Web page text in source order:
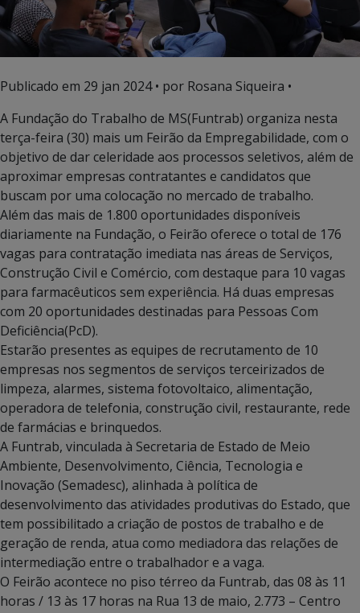
Publicado em 29 jan 2024• por Rosana Siqueira •
A Fundação do Trabalho de MS(Funtrab) organiza nesta
terça-feira (30) mais um Feirão da Empregabilidade, com o
objetivo de dar celeridade aos processos seletivos, além de
aproximar empresas contratantes e candidatos que
buscam por uma colocação no mercado de trabalho.
Além das mais de 1.800 oportunidades disponíveis
diariamente na Fundação, o Feirão oferece o total de 176
vagas para contratação imediata nas áreas de Serviços,
Construção Civil e Comércio, com destaque para 10 vagas
para farmacêuticos sem experiência. Há duas empresas
com 20 oportunidades destinadas para Pessoas Com
Deficiência(PcD).
Estarão presentes as equipes de recrutamento de 10
empresas nos segmentos de serviços terceirizados de
limpeza, alarmes, sistema fotovoltaico, alimentação,
operadora de telefonia, construção civil, restaurante, rede
de farmácias e brinquedos.
A Funtrab, vinculada à Secretaria de Estado de Meio
Ambiente, Desenvolvimento, Ciência, Tecnologia e
Inovação (Semadesc), alinhada à política de
desenvolvimento das atividades produtivas do Estado, que
tem possibilitado a criação de postos de trabalho e de
geração de renda, atua como mediadora das relações de
intermediação entre o trabalhador e a vaga.
O Feirão acontece no piso térreo da Funtrab, das 08 às 11
horas / 13 às 17 horas na Rua 13 de maio, 2.773 – Centro